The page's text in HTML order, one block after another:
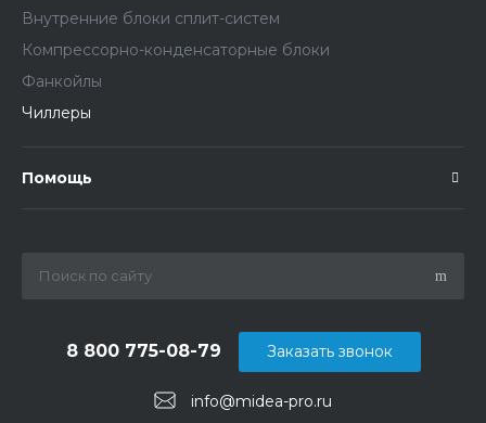
Внутренние блоки сплит-систем
Компрессорно-конденсаторные блоки
Фанкойлы
Чиллеры
Помощь
info@midea-pro.ru
8 800 775-08-79 Заказать звонок